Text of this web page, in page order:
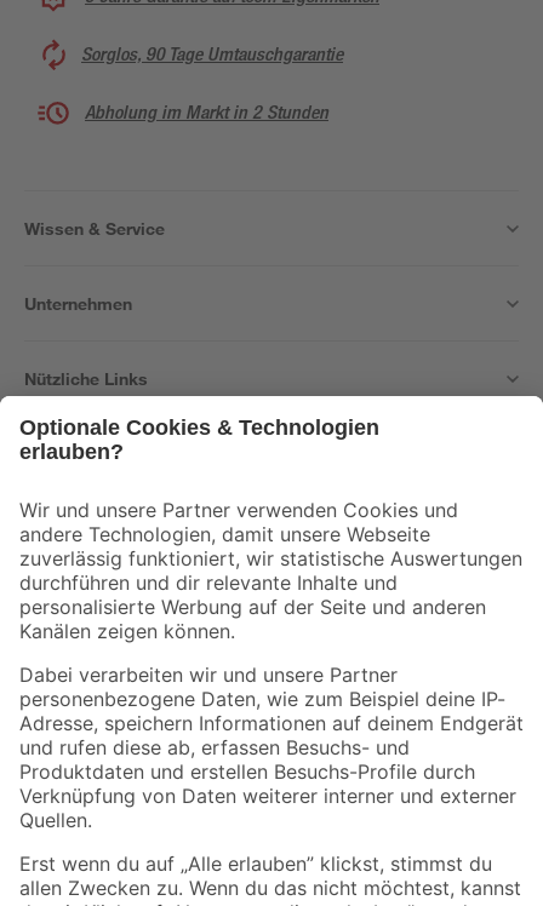
Sorglos, 90 Tage Umtauschgarantie
Abholung im Markt in 2 Stunden
Wissen & Service
Unternehmen
Nützliche Links
Der toom Newsletter: Keine Angebote und Aktionen mehr verpassen!
Zur Newsletter Anmeldung
Folge uns
Zahlungsarten Versandarten
Sicher einkaufen